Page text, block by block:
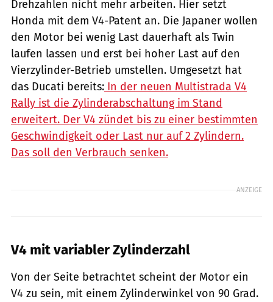
Drehzahlen nicht mehr arbeiten. Hier setzt
Honda mit dem V4-Patent an. Die Japaner wollen
den Motor bei wenig Last dauerhaft als Twin
laufen lassen und erst bei hoher Last auf den
Vierzylinder-Betrieb umstellen. Umgesetzt hat
das Ducati bereits: In der neuen Multistrada V4
Rally ist die Zylinderabschaltung im Stand
erweitert. Der V4 zündet bis zu einer bestimmten
Geschwindigkeit oder Last nur auf 2 Zylindern.
Das soll den Verbrauch senken.
ANZEIGE
V4 mit variabler Zylinderzahl
Von der Seite betrachtet scheint der Motor ein
V4 zu sein, mit einem Zylinderwinkel von 90 Grad.